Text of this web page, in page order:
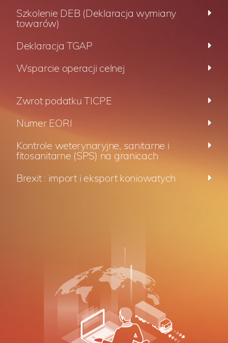
Szkolenie DEB (Deklaracja wymiany
towarów)
Deklaracja TGAP
Wsparcie operacji celnej
Zwrot podatku TICPE
Numer EORI
Kontrole weterynaryjne, sanitarne i
fitosanitarne (SPS) na granicach
Brexit : import i eksport koniowatych